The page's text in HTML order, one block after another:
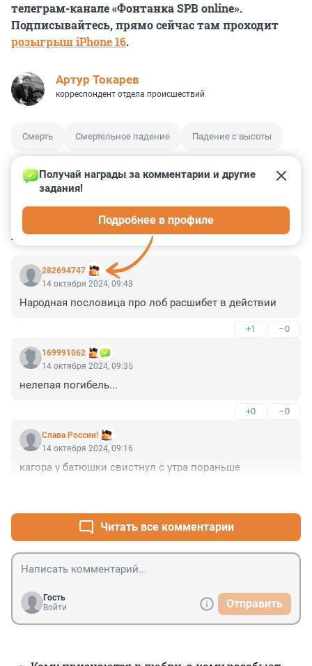
телеграм-канале «Фонтанка SPB online».
Подписывайтесь, прямо сейчас там проходит
розыгрыш iPhone 16.
Артур Токарев
корреспондент отдела происшествий
Смерть Смертельное падение Падение с высоты
КОММЕНТАРИИ 6
282694747
Получай награды за комментарии и другие
задания!
Подробнее в профиле
14 октября 2024, 09:43
Народная пословица про лоб расшибет в действии
+1 –0
169991062
14 октября 2024, 09:35
нелепая погибель...
+0 –0
Слава России!
14 октября 2024, 09:16
кагора у батюшки свистнул с утра пораньше
Читать все комментарии
Гость
Войти
Отправить